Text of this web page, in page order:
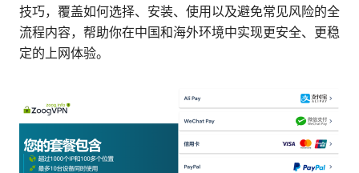
技巧，覆盖如何选择、安装、使用以及避免常见风险的全
流程内容，帮助你在中国和海外环境中实现更安全、更稳
定的上网体验。